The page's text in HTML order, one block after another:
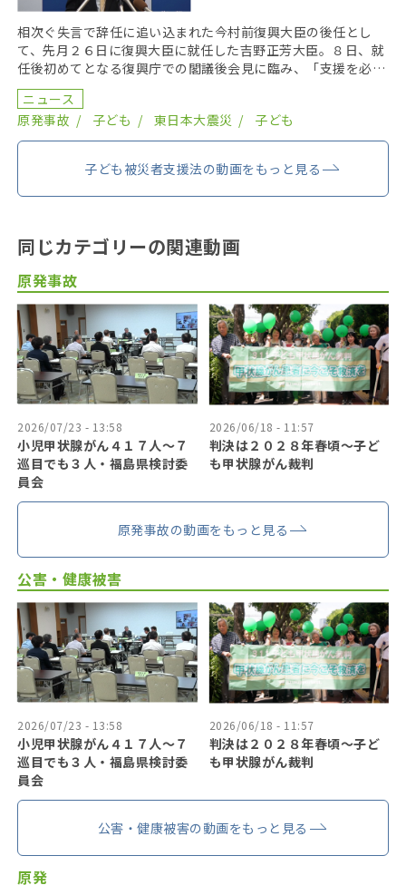
相次ぐ失言で辞任に追い込まれた今村前復興大臣の後任とし
て、先月２６日に復興大臣に就任した吉野正芳大臣。８日、就
任後初めてとなる復興庁での閣議後会見に臨み、「支援を必要
とする人がいる限り、最後の一人まで支援する」と、前任の
[…]
ニュース
原発事故
子ども 東日本大震災 子ども
子ども被災者支援法の動画をもっと見る
同じカテゴリーの関連動画
原発事故
2026/07/23 - 13:58
小児甲状腺がん４１７人〜７
巡目でも３人・福島県検討委
員会
2026/06/18 - 11:57
判決は２０２８年春頃〜子ど
も甲状腺がん裁判
原発事故の動画をもっと見る
公害・健康被害
2026/07/23 - 13:58
小児甲状腺がん４１７人〜７
巡目でも３人・福島県検討委
員会
2026/06/18 - 11:57
判決は２０２８年春頃〜子ど
も甲状腺がん裁判
公害・健康被害の動画をもっと見る
原発